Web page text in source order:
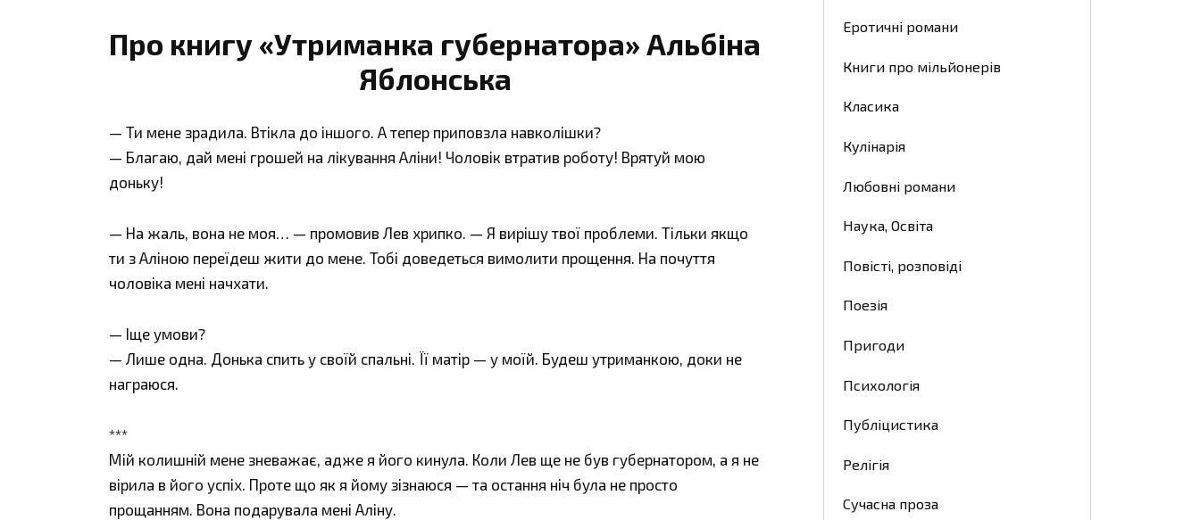
Про книгу «Утриманка губернатора» Альбіна
Яблонська
— Ти мене зрадила. Втікла до іншого. А тепер приповзла навколішки?
— Благаю, дай мені грошей на лікування Аліни! Чоловік втратив роботу! Врятуй мою
доньку!
— На жаль, вона не моя… — промовив Лев хрипко. — Я вирішу твої проблеми. Тільки якщо
ти з Аліною переїдеш жити до мене. Тобі доведеться вимолити прощення. На почуття
чоловіка мені начхати.
— Іще умови?
— Лише одна. Донька спить у своїй спальні. Її матір — у моїй. Будеш утриманкою, доки не
награюся.
***
Мій колишній мене зневажає, адже я його кинула. Коли Лев ще не був губернатором, а я не
вірила в його успіх. Проте що як я йому зізнаюся — та остання ніч була не просто
прощанням. Вона подарувала мені Аліну.
Еротичні романи
Книги про мільйонерів
Класика
Кулінарія
Любовні романи
Наука, Освіта
Повісті, розповіді
Поезія
Пригоди
Психологія
Публіцистика
Релігія
Сучасна проза